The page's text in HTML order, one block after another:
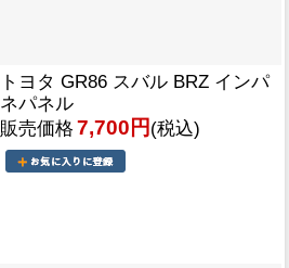
トヨタ GR86 スバル BRZ インパ
ネパネル
販売価格 7,700円 (税込)